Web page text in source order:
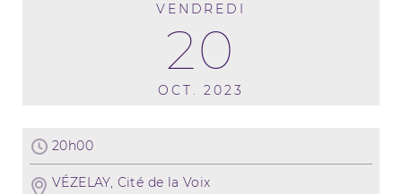
VENDREDI
20
OCT. 2023
20h00
VÉZELAY, Cité de la Voix